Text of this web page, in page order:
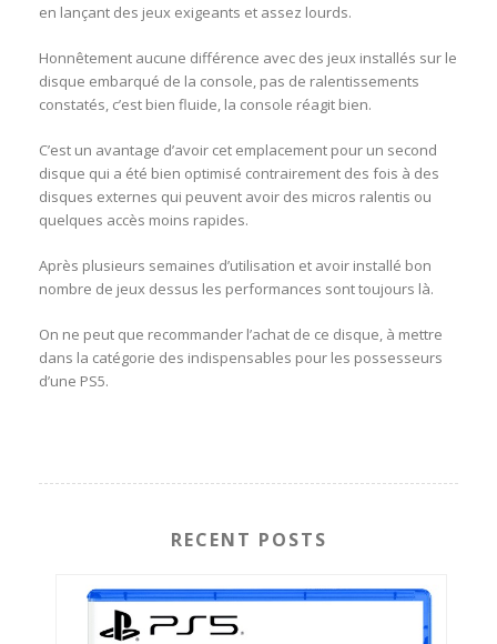
en lançant des jeux exigeants et assez lourds.
Honnêtement aucune différence avec des jeux installés sur le
disque embarqué de la console, pas de ralentissements
constatés, c’est bien fluide, la console réagit bien.
C’est un avantage d’avoir cet emplacement pour un second
disque qui a été bien optimisé contrairement des fois à des
disques externes qui peuvent avoir des micros ralentis ou
quelques accès moins rapides.
Après plusieurs semaines d’utilisation et avoir installé bon
nombre de jeux dessus les performances sont toujours là.
On ne peut que recommander l’achat de ce disque, à mettre
dans la catégorie des indispensables pour les possesseurs
d’une PS5.
RECENT POSTS